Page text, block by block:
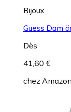
Bijoux
Guess Dam
Dès
41,60 €
chez